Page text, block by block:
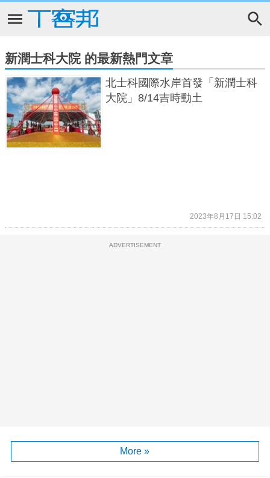
新潤士科大院 的最新熱門文章
北士科國際水岸首發「新潤士科
大院」8/14吉時動土
2023年8月17日 15:02
ADVERTISEMENT
More »